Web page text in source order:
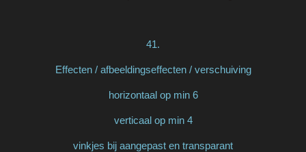
41.
Effecten / afbeeldingseffecten / verschuiving
horizontaal op min 6
verticaal op min 4
vinkjes bij aangepast en transparant